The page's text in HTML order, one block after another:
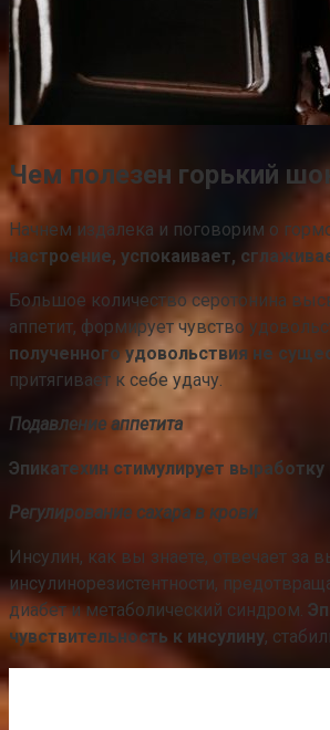
Чем полезен горький
Начнем издалека и поговорим о
настроение, успокаивает,
Большое количество серотонина
аппетит, формирует чувство
полученного удовольствия не
притягивает к себе удачу.
Подавление аппетита
Эпикатехин стимулирует
Регулирование сахара в крови
Инсулин, как вы знаете, отвечает
инсулинорезистентности,
диабет и метаболический синдром.
чувствительность к инсулину,